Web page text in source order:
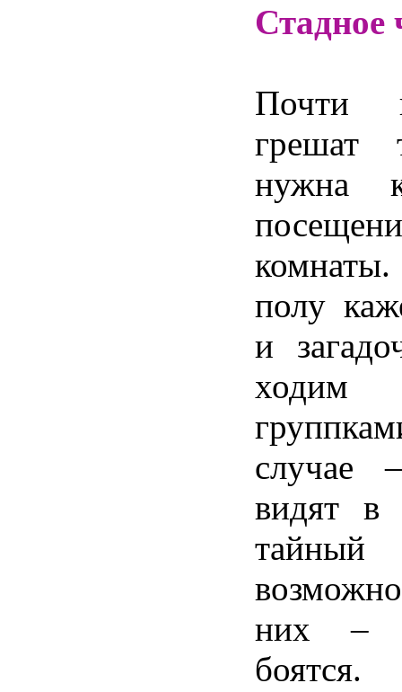
Стадное
Почти
нужна
полу
и
случае
видят в
них –
боятся.